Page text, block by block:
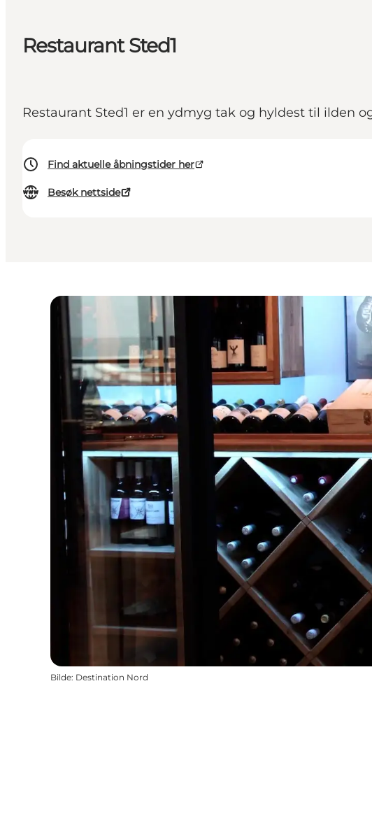
Restaurant Sted1
Restaurant Sted1 er en ydmyg tak og hyldest til ilden
Find aktuelle åbningstider her
Besøk nettside
Bilde: Destination Nord